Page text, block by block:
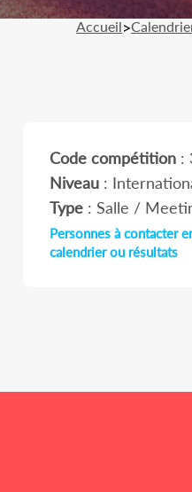
Accueil>
Code compétition:
Niveau:
Type: Salle /
Personnes à contacter
calendrier ou résultats